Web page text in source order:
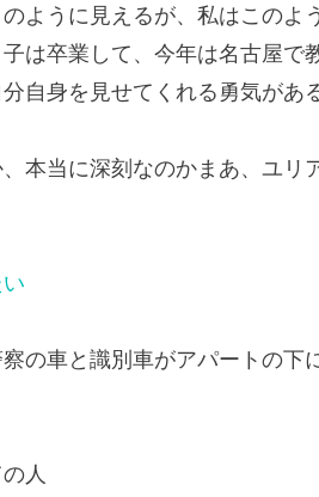
ように見えるが、私はこのよ
は卒業して、今年は名古屋で
自身を見せてくれる勇気があ
本当に深刻なのかまあ、ユリ
の車と識別車がアパートの下
人